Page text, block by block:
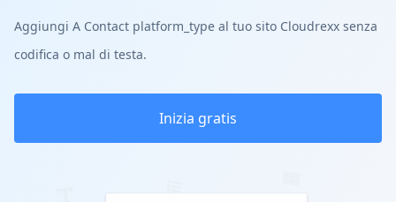
Aggiungi A Contact platform_type al tuo sito Cloudrexx senza
codifica o mal di testa.
Inizia gratis